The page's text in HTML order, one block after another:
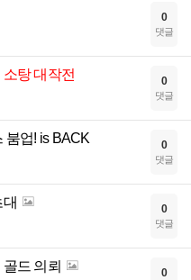
0
댓글
탕 대작전 0
댓글
붐업! is BACK 0
댓글
0
댓글
드 의뢰 0